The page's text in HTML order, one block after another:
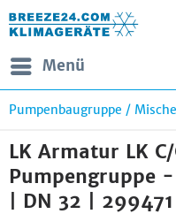
Menü
Pumpenbaugruppe /
LK Armatur LK
Pumpengruppe
| DN 32 | 299471